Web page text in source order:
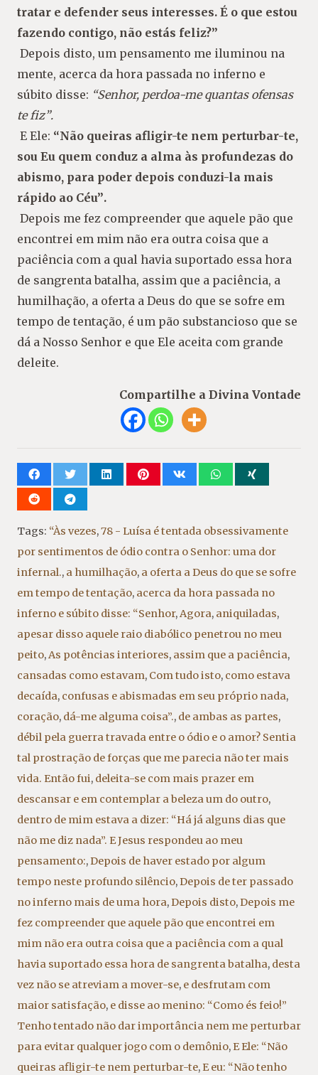
tratar e defender seus interesses. É o que estou
fazendo contigo, não estás feliz?”
Depois disto, um pensamento me iluminou na
mente, acerca da hora passada no inferno e
súbito disse: “Senhor, perdoa-me quantas ofensas
te fiz”.
E Ele: “Não queiras afligir-te nem perturbar-te,
sou Eu quem conduz a alma às profundezas do
abismo, para poder depois conduzi-la mais
rápido ao Céu”.
Depois me fez compreender que aquele pão que
encontrei em mim não era outra coisa que a
paciência com a qual havia suportado essa hora
de sangrenta batalha, assim que a paciência, a
humilhação, a oferta a Deus do que se sofre em
tempo de tentação, é um pão substancioso que se
dá a Nosso Senhor e que Ele aceita com grande
deleite.
Compartilhe a Divina Vontade
Tags: “Às vezes,78 - Luísa é tentada obsessivamente
por sentimentos de ódio contra o Senhor: uma dor
infernal., a humilhação, a oferta a Deus do que se sofre
em tempo de tentação, acerca da hora passada no
inferno e súbito disse: “Senhor,Agora, aniquiladas,
apesar disso aquele raio diabólico penetrou no meu
peito,As potências interiores, assim que a paciência,
cansadas como estavam, Com tudo isto, como estava
decaída, confusas e abismadas em seu próprio nada,
coração, dá-me alguma coisa”., de ambas as partes,
débil pela guerra travada entre o ódio e o amor? Sentia
tal prostração de forças que me parecia não ter mais
vida. Então fui, deleita-se com mais prazer em
descansar e em contemplar a beleza um do outro,
dentro de mim estava a dizer: “Há já alguns dias que
não me diz nada”. E Jesus respondeu ao meu
pensamento:,Depois de haver estado por algum
tempo neste profundo silêncio,Depois de ter passado
no inferno mais de uma hora,Depois disto,Depois me
fez compreender que aquele pão que encontrei em
mim não era outra coisa que a paciência com a qual
havia suportado essa hora de sangrenta batalha, desta
vez não se atreviam a mover-se, e desfrutam com
maior satisfação, e disse ao menino: “Como és feio!”
Tenho tentado não dar importância nem me perturbar
para evitar qualquer jogo com o demônio,E Ele: “Não
queiras afligir-te nem perturbar-te,E eu: “Não tenho